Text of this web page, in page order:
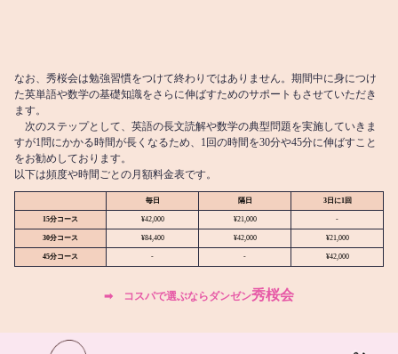
なお、秀桜会は勉強習慣をつけて終わりではありません。期間中に身につけ
た英単語や数学の基礎知識をさらに伸ばすためのサポートもさせていただき
ます。
次のステップとして、英語の長文読解や数学の典型問題を実施していきま
すが1問にかかる時間が長くなるため、1回の時間を30分や45分に伸ばすこと
をお勧めしております。
以下は頻度や時間ごとの月額料金表です。
毎日 隔日 3日に1回
15分コース ¥42,000 ¥21,000 -
30分コース ¥84,400 ¥42,000 ¥21,000
45分コース - - ¥42,000
➡︎ コスパで選ぶならダンゼン秀桜会